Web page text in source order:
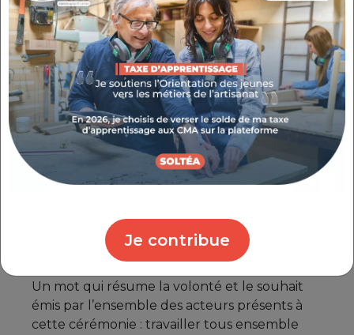
Je contribue
Fabrice ZIMMERMANN, Président de la
Chambre de niveau départemental des
Hautes-Alpes, Frédéric CAVALLINO, Président
de la CCI Hautes-Alpes ,Patrick RICOU
Président de l' Agence départementale de
développement économique et touristique
des Hautes-Alpes, Michel GARCIN, Président
de UPE 05 , Nicolas CHABRAND, Président de
la Fédération BTP 05 et Eric LIONS, Président
de la Chambre d'agriculture des Hautes-
monde économique autour d’un mot
commun : synergie.
Un mot qui résume la volonté et le souhait
émis par l’ensemble des acteurs présents à
cette cérémonie : travailler tous ensemble